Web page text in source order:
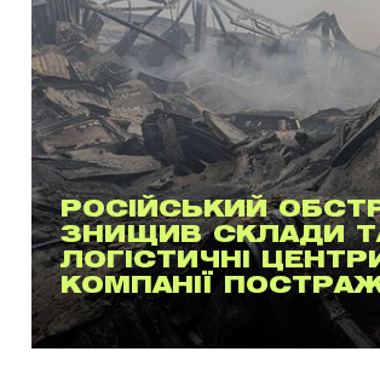
РОСІЙСЬКИЙ
ЗНИЩИВ СКЛАДИ
ЛОГІСТИЧНІ
КОМПАНІЇ